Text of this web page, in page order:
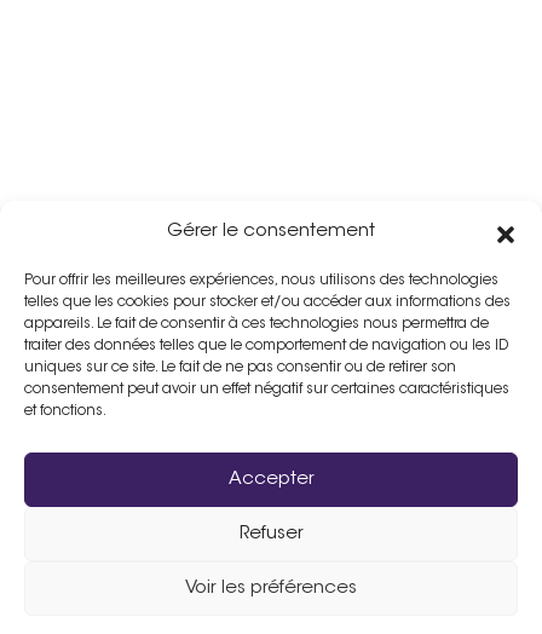
Gérer le consentement
Pour offrir les meilleures expériences, nous utilisons des technologies
telles que les cookies pour stocker et/ou accéder aux informations des
appareils. Le fait de consentir à ces technologies nous permettra de
traiter des données telles que le comportement de navigation ou les ID
uniques sur ce site. Le fait de ne pas consentir ou de retirer son
consentement peut avoir un effet négatif sur certaines caractéristiques
et fonctions.
Accepter
Refuser
Voir les préférences